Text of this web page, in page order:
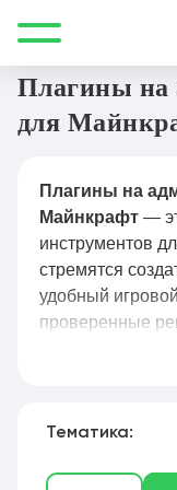
Все для Minecraft
Плагины на
для
Плагины на
Майнкрафт —
инструментов
стремятся
удобный
проверенные
процессов.
Тематика: